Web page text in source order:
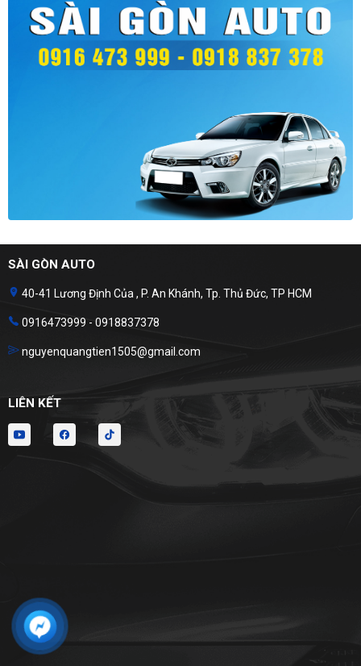
SÀI GÒN AUTO
40-41 Lương Định Của , P. An Khánh, Tp. Thủ Đức, TP HCM
0916473999 - 0918837378
nguyenquangtien1505@gmail.com
LIÊN KẾT